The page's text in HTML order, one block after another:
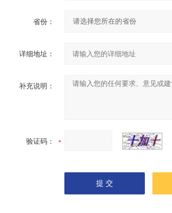
省份：
详细地址：
补充说明：
验证码：